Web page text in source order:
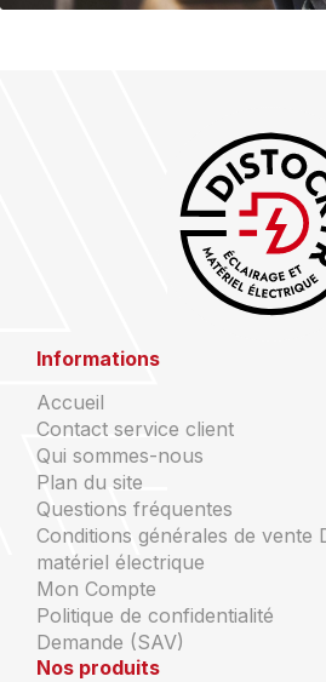
Informations
Accueil
Contact service client
Qui sommes-nous
Plan du site
Questions fréquentes
Conditions générales de vente
matériel électrique
Mon Compte
Politique de confidentialité
Demande (SAV)
Nos produits